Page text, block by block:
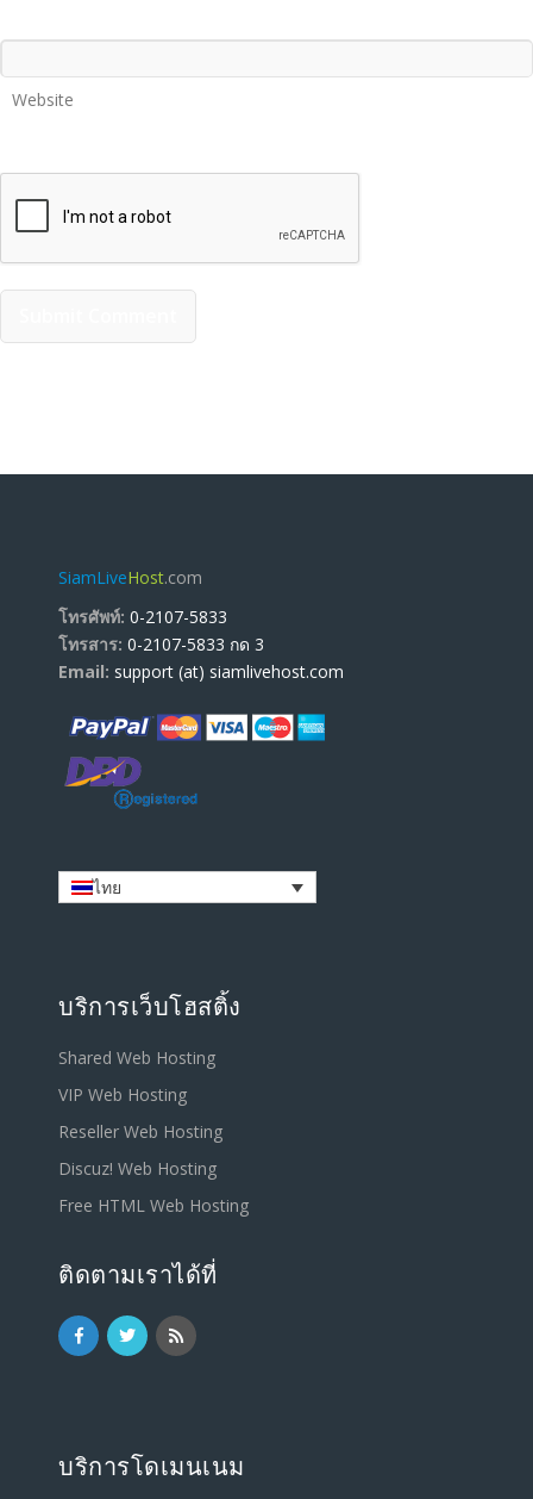
Website
SiamLiveHost.com
โทรศัพท์: 0-2107-5833
โทรสาร: 0-2107-5833 กด 3
Email: support (at) siamlivehost.com
ไทย
บริการเว็บโฮสติ้ง
Shared Web Hosting
VIP Web Hosting
Reseller Web Hosting
Discuz! Web Hosting
Free HTML Web Hosting
ติดตามเราได้ที่
บริการโดเมนเนม